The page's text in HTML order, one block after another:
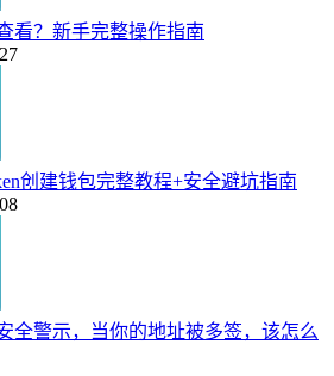
看？新手完整操作指南
创建钱包完整教程+安全避坑指南
全警示，当你的地址被多签，该怎么